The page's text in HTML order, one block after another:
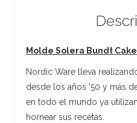
Molde Solera Bundt
Nordic Ware lleva
desde los años '50 y más
en todo el mundo ya
hornear sus recetas.